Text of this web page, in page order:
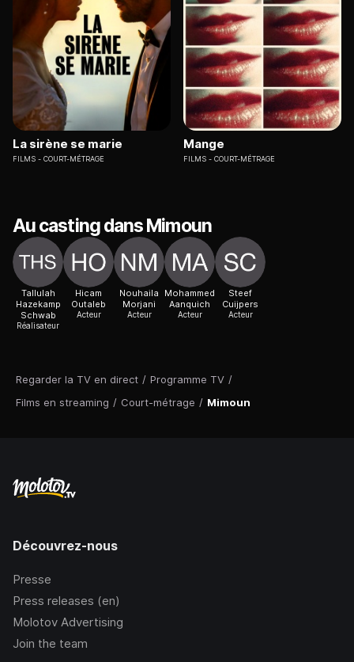
Regarder la TV en direct / Programme TV /
Films en streaming / Court-métrage / Mimoun
La sirène se marie
FILMS COURT-MÉTRAGE
Mange
FILMS COURT-MÉTRAGE
Au casting dans Mimoun
Tallulah
Hazekamp
Schwab
Réalisateur
Hicam
Outaleb
Acteur
Nouhaila
Morjani
Acteur
Mohammed
Aanquich
Acteur
Steef
Cuijpers
Acteur
Découvrez-nous
Presse
Press releases (en)
Molotov Advertising
Join the team